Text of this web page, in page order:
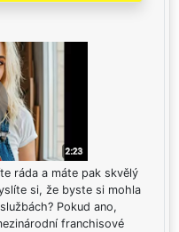
ráda a máte pak skvělý
si, že byste si mohla
Pokud ano,
franchisové